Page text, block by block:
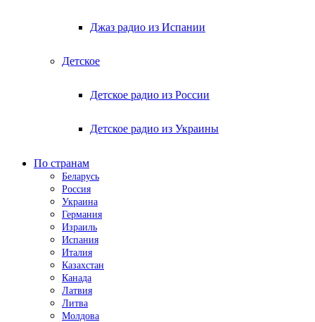
Джаз радио из Испании
Детское
Детское радио из России
Детское радио из Украины
По странам
Беларусь
Россия
Украина
Германия
Израиль
Испания
Италия
Казахстан
Канада
Латвия
Литва
Молдова